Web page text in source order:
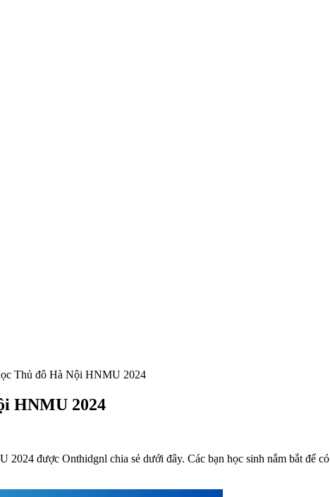
Thủ đô Hà Nội HNMU 2024
HNMU 2024
được Onthidgnl chia sẻ dưới đây. Các bạn học sinh nắm bắt để